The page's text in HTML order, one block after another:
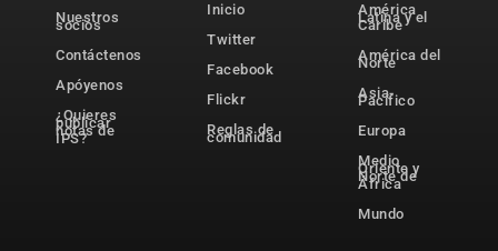
Nuestros
socios
Contáctenos
Apóyenos
¿Quieres
publicar
notas de
IPS?
Inicio
Twitter
Facebook
Flickr
Reglas de
comunidad
América
Latina y el
Caribe
América del
Norte
Asia-
Pacífico
Europa
Medio
Oriente y
Norte de
África
Mundo